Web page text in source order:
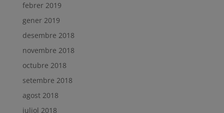
febrer 2019
gener 2019
desembre 2018
novembre 2018
octubre 2018
setembre 2018
agost 2018
juliol 2018